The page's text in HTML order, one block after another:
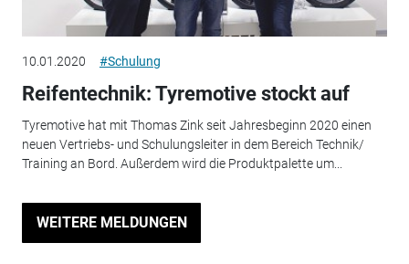
10.01.2020 #Schulung
Reifentechnik: Tyremotive stockt auf
Tyremotive hat mit Thomas Zink seit Jahresbeginn 2020 einen
neuen Vertriebs- und Schulungsleiter in dem Bereich Technik/
Training an Bord. Außerdem wird die Produktpalette um...
WEITERE MELDUNGEN